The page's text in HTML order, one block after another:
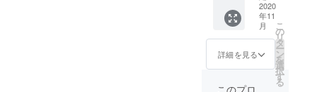
SEAL
GEMM
3個
USB充
電ケー
語の使
本体価
格：
49900
円
→1990
0円
（60.1
%オ
2020
年11
月
詳細を見る
こ
の
リ
タ
ー
ン
を
選
択
す
る